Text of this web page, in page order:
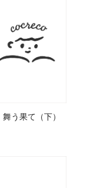
う果て（下）